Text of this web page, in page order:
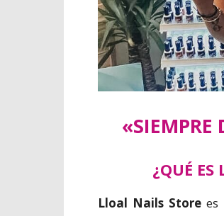
«SIEMPRE
¿QUÉ ES
Lloal Nails Store es